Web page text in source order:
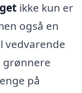
ikke kun er
også en
vedvarende
grønnere
på